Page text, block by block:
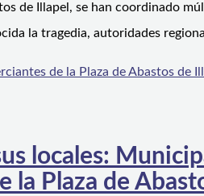
de Illapel, se han coordinado
la tragedia, autoridades
de la Plaza de Abastos de
locales:
la Plaza de